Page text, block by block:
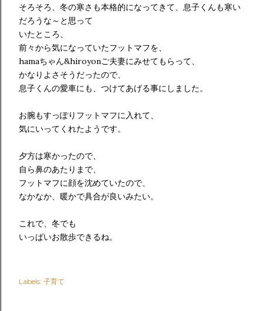
そろそろ、冬の寒さも本格的になってきて、息子くんも寒い
だろうな～と思って
いたところ、
前々から気になっていたフットマフを、
hamaちゃん&hiroyonご夫妻にみせてもらって、
かなりよさそうだったので、
息子くんの愛車にも、つけてあげる事にしました。
お腕もすっぽりフットマフに入れて、
気にいってくれたようです。
夕方は寒かったので、
自ら鼻のあたりまで、
フットマフに顔を沈めていたので、
なかなか、暖かで具合が良いみたい。
これで、冬でも
いっぱいお散歩できるね。
Labels: 子育て